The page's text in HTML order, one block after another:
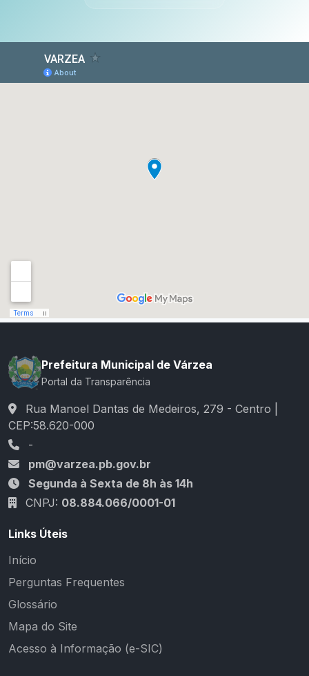
Prefeitura Municipal de Várzea
Portal da Transparência
Rua Manoel Dantas de Medeiros, 279 - Centro |
CEP:58.620-000
-
pm@varzea.pb.gov.br
Segunda à Sexta de 8h às 14h
CNPJ: 08.884.066/0001-01
Links Úteis
Início
Perguntas Frequentes
Glossário
Mapa do Site
Acesso à Informação (e-SIC)